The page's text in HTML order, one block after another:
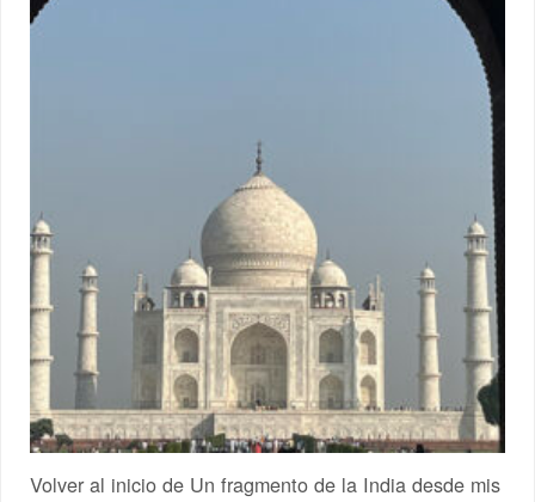
Volver al inicio de Un fragmento de la India desde mis